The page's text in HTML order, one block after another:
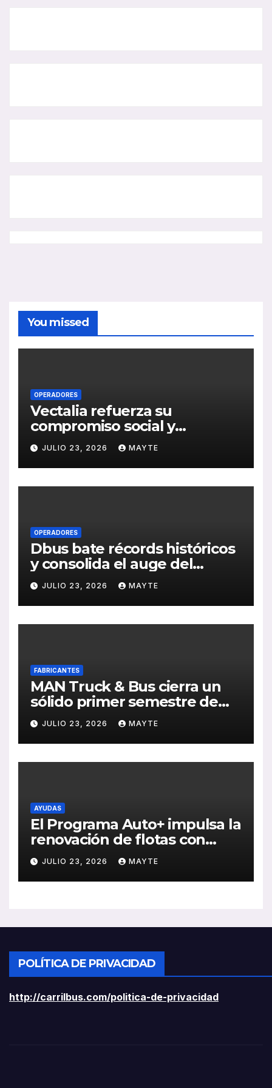
You missed
OPERADORES
Vectalia refuerza su
compromiso social y
medioambiental con la
publicación de su Memoria
de RSC 2025
JULIO 23, 2026 MAYTE
OPERADORES
Dbus bate récords históricos
y consolida el auge del
transporte público en San
Sebastián
JULIO 23, 2026 MAYTE
FABRICANTES
MAN Truck & Bus cierra un
sólido primer semestre de
2026 con crecimiento en
ventas, pedidos y
rentabilidad
JULIO 23, 2026 MAYTE
AYUDAS
El Programa Auto+ impulsa la
renovación de flotas con
ayudas a vehículos eléctricos
ligeros
JULIO 23, 2026 MAYTE
POLÍTICA DE PRIVACIDAD
http://carrilbus.com/politica-de-privacidad